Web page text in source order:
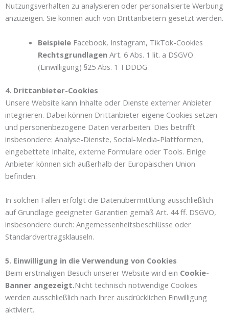
Nutzungsverhalten zu analysieren oder personalisierte Werbung
anzuzeigen. Sie können auch von Drittanbietern gesetzt werden.
BeispieleFacebook, Instagram, TikTok-Cookies
RechtsgrundlagenArt. 6 Abs. 1 lit. a DSGVO
(Einwilligung) §25 Abs. 1 TDDDG
4. Drittanbieter-Cookies
Unsere Website kann Inhalte oder Dienste externer Anbieter
integrieren. Dabei können Drittanbieter eigene Cookies setzen
und personenbezogene Daten verarbeiten. Dies betrifft
insbesondere: Analyse-Dienste, Social-Media-Plattformen,
eingebettete Inhalte, externe Formulare oder Tools. Einige
Anbieter können sich außerhalb der Europäischen Union
befinden.
In solchen Fällen erfolgt die Datenübermittlung ausschließlich
auf Grundlage geeigneter Garantien gemäß Art. 44 ff. DSGVO,
insbesondere durch: Angemessenheitsbeschlüsse oder
Standardvertragsklauseln.
5. Einwilligung in die Verwendung von Cookies
Beim erstmaligen Besuch unserer Website wird ein Cookie-
Banner angezeigt.Nicht technisch notwendige Cookies
werden ausschließlich nach Ihrer ausdrücklichen Einwilligung
aktiviert.